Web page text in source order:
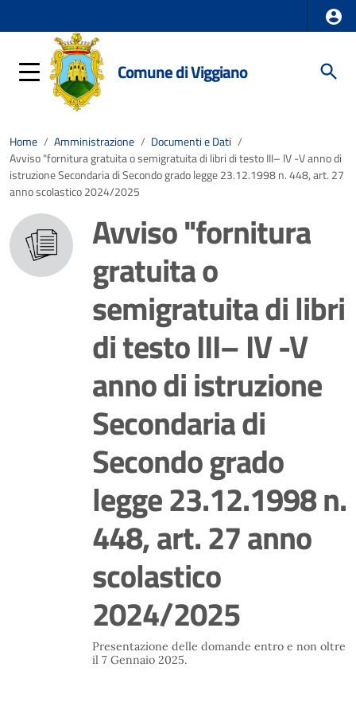
Comune di Viggiano
Home / Amministrazione / Documenti e Dati /
Avviso "fornitura gratuita o semigratuita di libri di testo III– IV -V anno di
istruzione Secondaria di Secondo grado legge 23.12.1998 n. 448, art. 27
anno scolastico 2024/2025
Avviso "fornitura
gratuita o
semigratuita di libri
di testo III– IV -V
anno di istruzione
Secondaria di
Secondo grado
legge 23.12.1998 n.
448, art. 27 anno
scolastico
2024/2025
Presentazione delle domande entro e non oltre
il 7 Gennaio 2025.